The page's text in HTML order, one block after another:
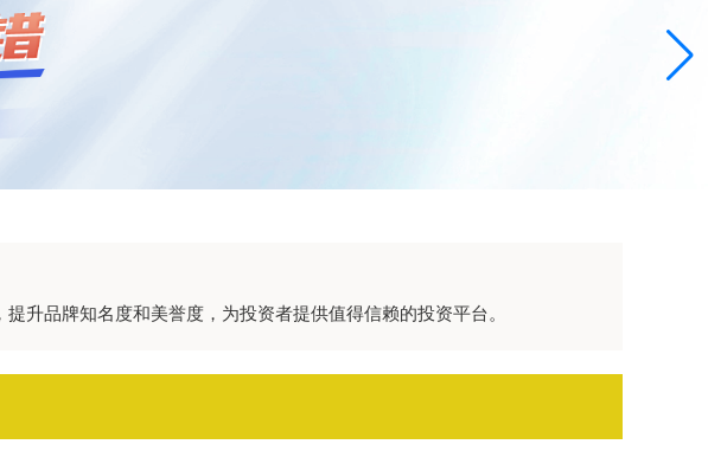
升品牌知名度和美誉度，为投资者提供值得信赖的投资平台。